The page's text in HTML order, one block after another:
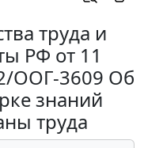
труда и
РФ от 11
ООГ-3609 Об
знаний
труда